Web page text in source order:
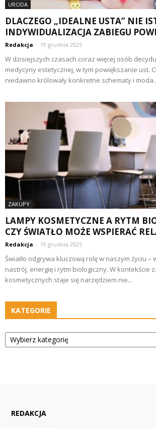
URODA
DLACZEGO „IDEALNE USTA” NIE
INDYWIDUALIZACJA ZABIEGU
Redakcja - 19 grudnia 2025
W dzisiejszych czasach coraz więcej osób
medycyny estetycznej, w tym powiększanie ust.
niedawno królowały konkretne schematy i
ZAKUPY
LAMPY KOSMETYCZNE A RYTM
CZY ŚWIATŁO MOŻE WSPIERAĆ
Redakcja - 19 grudnia 2025
Światło odgrywa kluczową rolę w naszym życiu –
nastrój, energię i rytm biologiczny. W kontekście
kosmetycznych staje się narzędziem nie...
KATEGORIE
Kategorie
REDAKCJA